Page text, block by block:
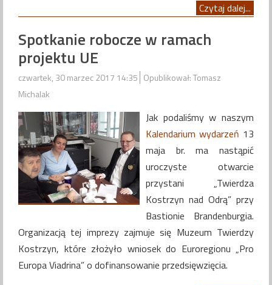
Czytaj dalej...
Spotkanie robocze w ramach
projektu UE
czwartek, 30 marzec 2017 14:35 Opublikował: Tomasz
Michalak
Jak podaliśmy w naszym
Kalendarium wydarzeń 13
maja br. ma nastąpić
uroczyste otwarcie
przystani „Twierdza
Kostrzyn nad Odrą” przy
Bastionie Brandenburgia.
Organizacją tej imprezy zajmuje się Muzeum Twierdzy
Kostrzyn, które złożyło wniosek do Euroregionu „Pro
Europa Viadrina” o dofinansowanie przedsięwzięcia.